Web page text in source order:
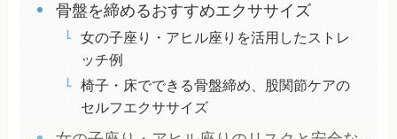
骨盤を締めるおすすめエクササイズ
女の子座り・アヒル座りを活用したストレ
ッチ例
椅子・床でできる骨盤締め、股関節ケアの
セルフエクササイズ